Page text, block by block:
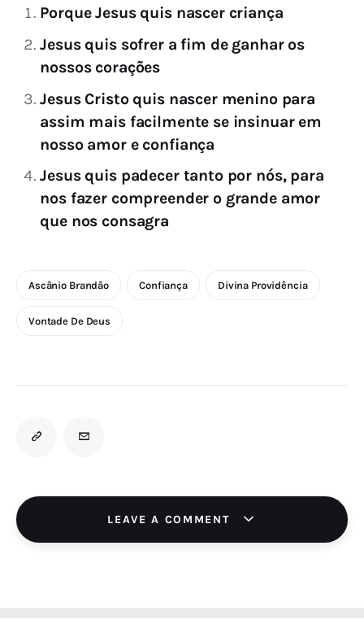
Porque Jesus quis nascer criança
Jesus quis sofrer a fim de ganhar os
nossos corações
Jesus Cristo quis nascer menino para
assim mais facilmente se insinuar em
nosso amor e confiança
Jesus quis padecer tanto por nós, para
nos fazer compreender o grande amor
que nos consagra
Ascânio Brandão Confiança Divina Providência
Vontade De Deus
LEAVE A COMMENT